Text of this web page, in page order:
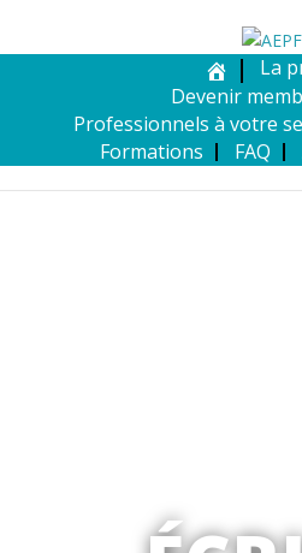
La
Devenir
Professionnels à votre
Formations
FAQ